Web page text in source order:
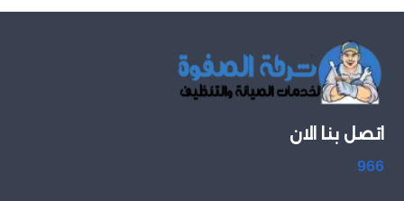
اتصل بنا الان
966